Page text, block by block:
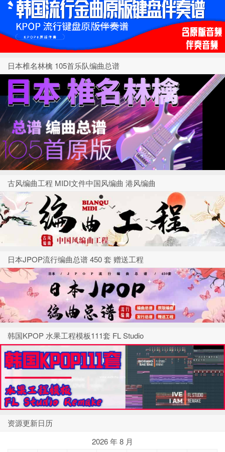
日本椎名林檎 105首乐队编曲总谱
古风编曲工程 MIDI文件中国风编曲 港风编曲
日本JPOP流行编曲总谱 450 套 赠送工程
韩国KPOP 水果工程模板111套 FL Studio
资源更新日历
2026 年 8 月